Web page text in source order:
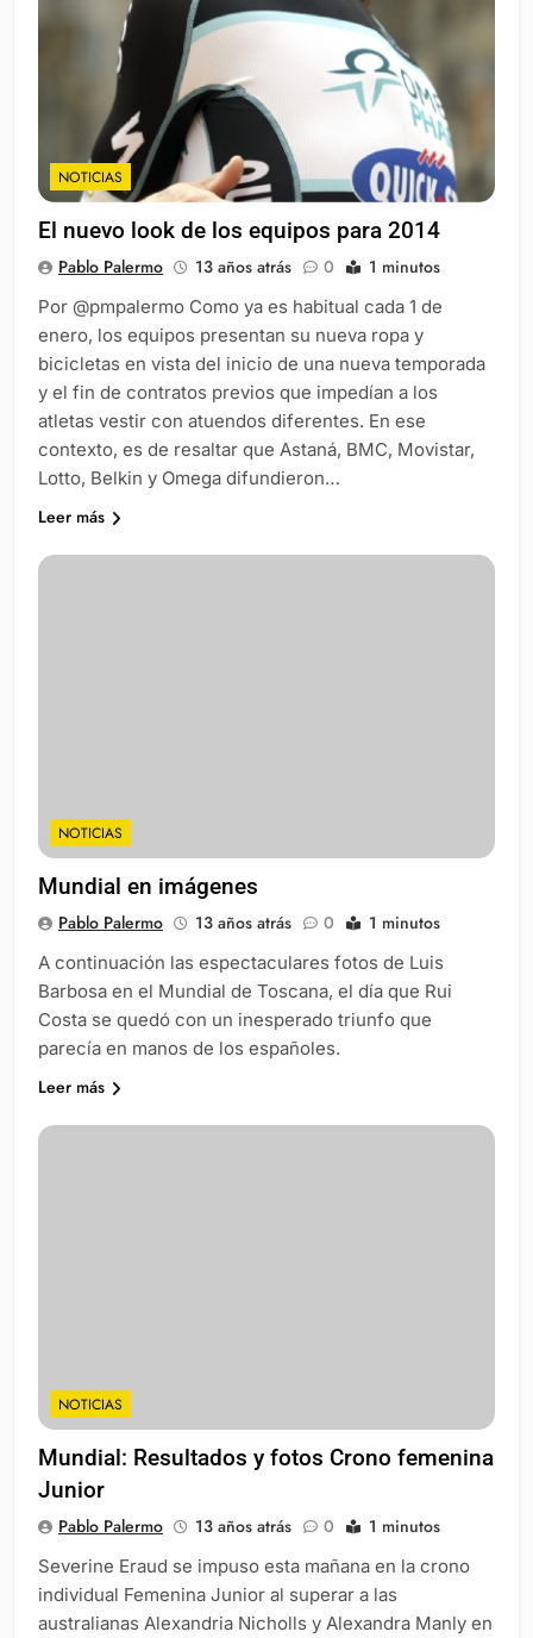
NOTICIAS
El nuevo look de los equipos para 2014
Pablo Palermo 13 años atrás 0 1 minutos
Por @pmpalermo Como ya es habitual cada 1 de
enero, los equipos presentan su nueva ropa y
bicicletas en vista del inicio de una nueva temporada
y el fin de contratos previos que impedían a los
atletas vestir con atuendos diferentes. En ese
contexto, es de resaltar que Astaná, BMC, Movistar,
Lotto, Belkin y Omega difundieron…
Leer más
NOTICIAS
Mundial en imágenes
Pablo Palermo 13 años atrás 0 1 minutos
A continuación las espectaculares fotos de Luis
Barbosa en el Mundial de Toscana, el día que Rui
Costa se quedó con un inesperado triunfo que
parecía en manos de los españoles.
Leer más
NOTICIAS
Mundial: Resultados y fotos Crono femenina
Junior
Pablo Palermo 13 años atrás 0 1 minutos
Severine Eraud se impuso esta mañana en la crono
individual Femenina Junior al superar a las
australianas Alexandria Nicholls y Alexandra Manly en